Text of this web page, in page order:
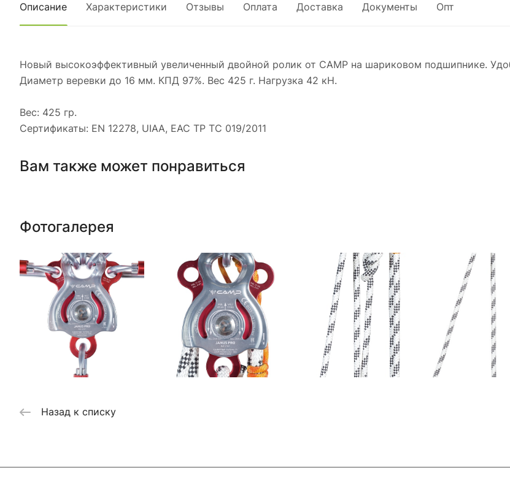
Описание Характеристики Отзывы Оплата Доставка Документы Опт
Новый высокоэффективный увеличенный двойной ролик от CAMP на шариковом подшипнике.
Диаметр веревки до 16 мм. КПД 97%. Вес 425 г. Нагрузка 42 кН.
Вес: 425 гр.
Сертификаты: EN 12278, UIAA, EAC ТР ТС 019/2011
Вам также может понравиться
Фотогалерея
Назад к списку